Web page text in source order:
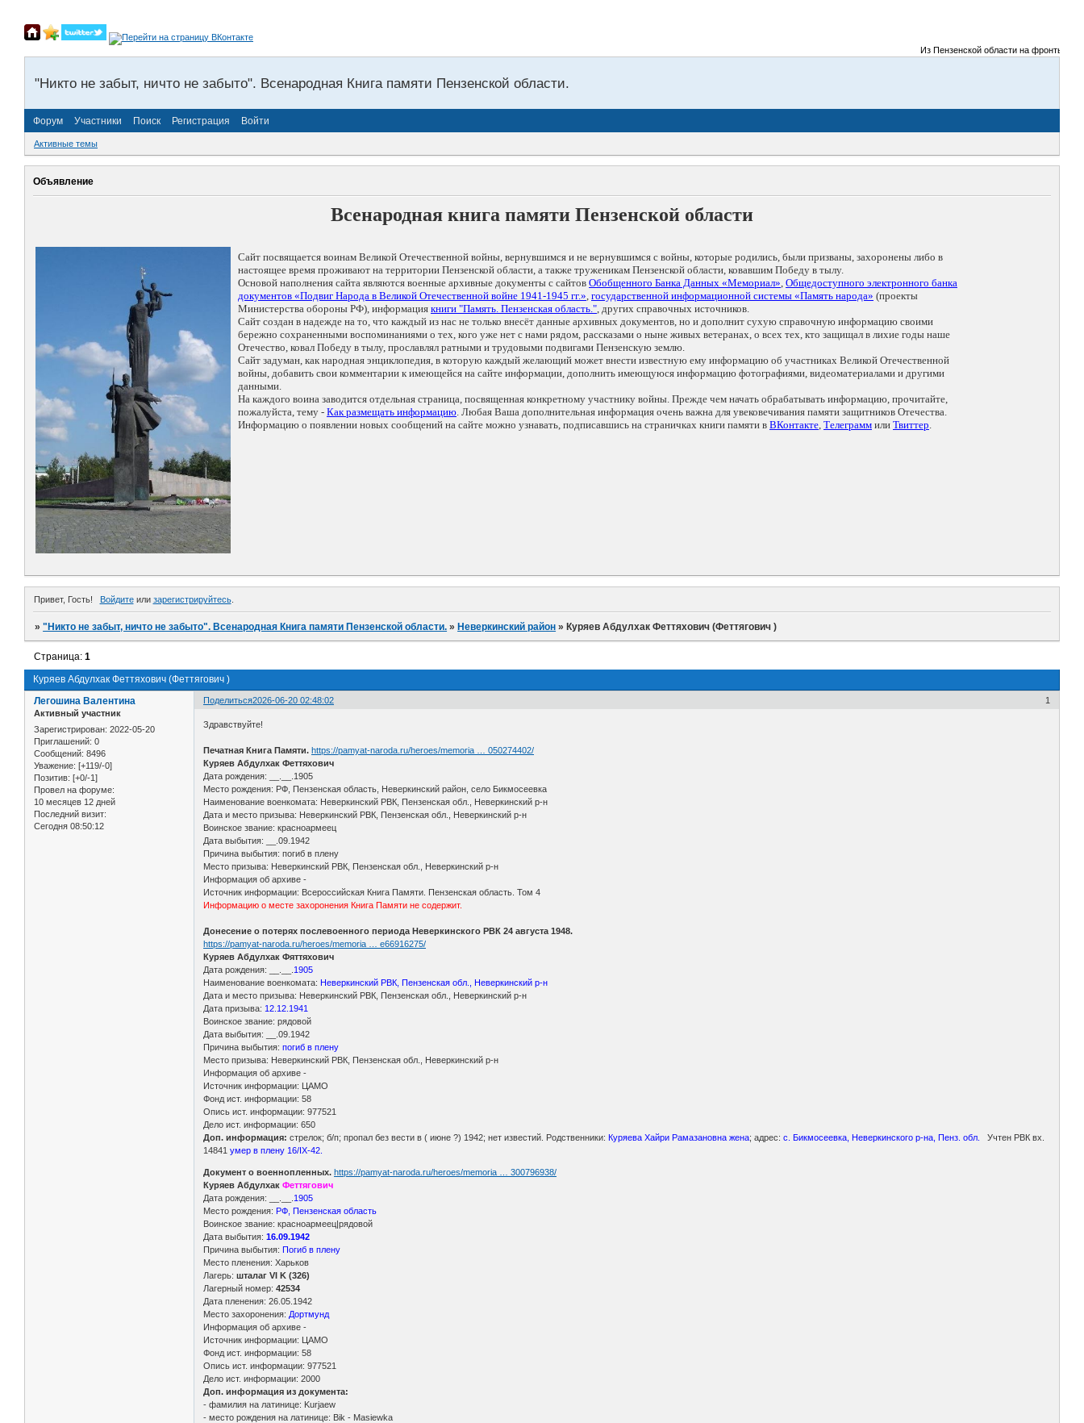
Из Пензенской области на фронты
"Никто не забыт, ничто не забыто". Всенародная Книга памяти Пензенской области.
Форум Участники Поиск Регистрация Войти
Активные темы
Объявление
Всенародная книга памяти Пензенской области
Сайт посвящается воинам Великой Отечественной войны, вернувшимся и не вернувшимся с войны, которые родились, были призваны, захоронены либо в
настоящее время проживают на территории Пензенской области, а также труженикам Пензенской области, ковавшим Победу в тылу.
Основой наполнения сайта являются военные архивные документы с сайтов Обобщенного Банка Данных «Мемориал», Общедоступного электронного банка
документов «Подвиг Народа в Великой Отечественной войне 1941-1945 гг.», государственной информационной системы «Память народа» (проекты
Министерства обороны РФ), информация книги "Память. Пензенская область.", других справочных источников.
Сайт создан в надежде на то, что каждый из нас не только внесёт данные архивных документов, но и дополнит сухую справочную информацию своими
бережно сохраненными воспоминаниями о тех, кого уже нет с нами рядом, рассказами о ныне живых ветеранах, о всех тех, кто защищал в лихие годы наше
Отечество, ковал Победу в тылу, прославлял ратными и трудовыми подвигами Пензенскую землю.
Сайт задуман, как народная энциклопедия, в которую каждый желающий может внести известную ему информацию об участниках Великой Отечественной
войны, добавить свои комментарии к имеющейся на сайте информации, дополнить имеющуюся информацию фотографиями, видеоматериалами и другими
данными.
На каждого воина заводится отдельная страница, посвященная конкретному участнику войны. Прежде чем начать обрабатывать информацию, прочитайте,
пожалуйста, тему - Как размещать информацию. Любая Ваша дополнительная информация очень важна для увековечивания памяти защитников Отечества.
Информацию о появлении новых сообщений на сайте можно узнавать, подписавшись на страничках книги памяти в ВКонтакте, Телеграмм или Твиттер.
Привет, Гость! Войдитеили зарегистрируйтесь.
»"Никто не забыт, ничто не забыто". Всенародная Книга памяти Пензенской области. » Неверкинский район » Куряев Абдулхак Феттяхович (Феттягович )
Куряев Абдулхак Феттяхович (Феттягович )
Страница:1
Поделиться 1
2026-06-20 02:48:02
Легошина Валентина
Активный участник
Зарегистрирован: 2022-05-20
Приглашений: 0
Сообщений: 8496
Уважение: [+119/-0]
Позитив: [+0/-1]
Провел на форуме:
10 месяцев 12 дней
Последний визит:
Сегодня 08:50:12
Здравствуйте!
Печатная Книга Памяти. https://pamyat-naroda.ru/heroes/memoria … 050274402/
Куряев Абдулхак Феттяхович
Дата рождения: __.__.1905
Место рождения: РФ, Пензенская область, Неверкинский район, село Бикмосеевка
Наименование военкомата: Неверкинский РВК, Пензенская обл., Неверкинский р-н
Дата и место призыва: Неверкинский РВК, Пензенская обл., Неверкинский р-н
Воинское звание: красноармеец
Дата выбытия: __.09.1942
Причина выбытия: погиб в плену
Место призыва: Неверкинский РВК, Пензенская обл., Неверкинский р-н
Информация об архиве -
Источник информации: Всероссийская Книга Памяти. Пензенская область. Том 4
Информацию о месте захоронения Книга Памяти не содержит.
Донесение о потерях послевоенного периода Неверкинского РВК 24 августа 1948.
https://pamyat-naroda.ru/heroes/memoria … e66916275/
Куряев Абдулхак Фяттяхович
Дата рождения: __.__. 1905
Наименование военкомата: Неверкинский РВК, Пензенская обл., Неверкинский р-н
Дата и место призыва: Неверкинский РВК, Пензенская обл., Неверкинский р-н
Дата призыва: 12.12.1941
Воинское звание: рядовой
Дата выбытия: __.09.1942
Причина выбытия: погиб в плену
Место призыва: Неверкинский РВК, Пензенская обл., Неверкинский р-н
Информация об архиве -
Источник информации: ЦАМО
Фонд ист. информации: 58
Опись ист. информации: 977521
Дело ист. информации: 650
Доп. информация: стрелок; б/п; пропал без вести в ( июне ?) 1942; нет известий. Родственники: Куряева Хайри Рамазановна жена; адрес:с. Бикмосеевка, Неверкинского р-на, Пенз. обл.
Учтен РВК вх.
14841умер в плену 16/IX-42.
Документ о военнопленных. https://pamyat-naroda.ru/heroes/memoria … 300796938/
Куряев Абдулхак Феттягович
Дата рождения: __.__. 1905
Место рождения: РФ, Пензенская область
Воинское звание: красноармеец|рядовой
Дата выбытия:16.09.1942
Причина выбытия:Погиб в плену
Место пленения: Харьков
Лагерь: шталаг VI K (326)
Лагерный номер:42534
Дата пленения: 26.05.1942
Место захоронения: Дортмунд
Информация об архиве -
Источник информации: ЦАМО
Фонд ист. информации: 58
Опись ист. информации: 977521
Дело ист. информации: 2000
Доп. информация из документа:
- фамилия на латинице: Kurjaew
- место рождения на латинице: Bik - Masiewka